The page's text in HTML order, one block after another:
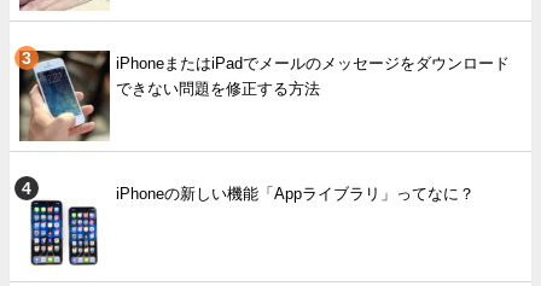
iPhoneまたはiPadでメールのメッセージをダウンロード
できない問題を修正する方法
iPhoneの新しい機能「Appライブラリ」ってなに？